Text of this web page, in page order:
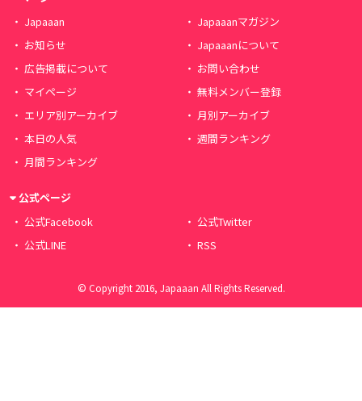
Japaaan
Japaaanマガジン
お知らせ
Japaaanについて
広告掲載について
お問い合わせ
マイページ
無料メンバー登録
エリア別アーカイブ
月別アーカイブ
本日の人気
週間ランキング
月間ランキング
公式ページ
公式Facebook
公式Twitter
公式LINE
RSS
© Copyright 2016, Japaaan All Rights Reserved.